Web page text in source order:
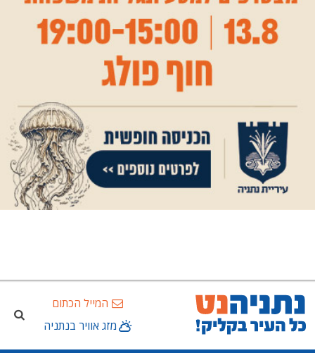
המייל הכתום
מזג אוויר בנתניה